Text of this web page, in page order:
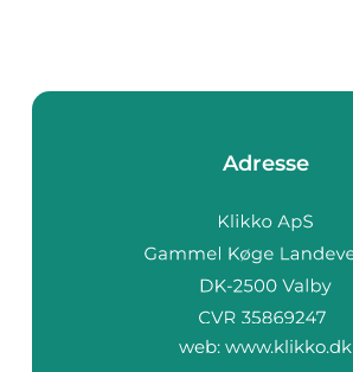
Adresse
web: www.klikko.dk